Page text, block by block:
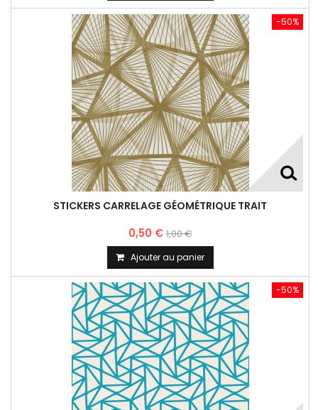
STICKERS CARRELAGE GÉOMÉTRIQUE TRAIT
0,50 €1,00 €
-50%
Ajouter au panier
-50%